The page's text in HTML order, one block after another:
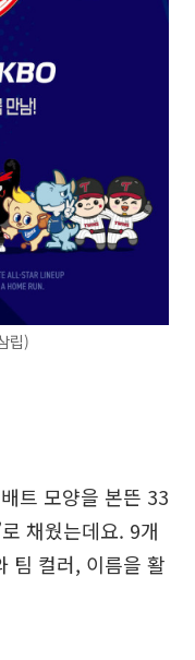
립)
트 모양을 본뜬 33
채웠는데요. 9개
팀 컬러, 이름을 활